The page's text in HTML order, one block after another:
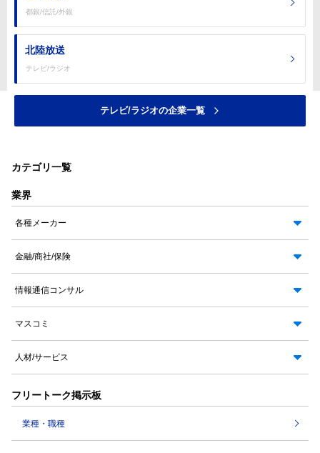
都銀/信託/外銀
北陸放送
テレビ/ラジオ
テレビ/ラジオの企業一覧
カテゴリ一覧
業界
各種メーカー
金融/商社/保険
情報通信コンサル
マスコミ
人材/サービス
フリートーク掲示板
業種・職種